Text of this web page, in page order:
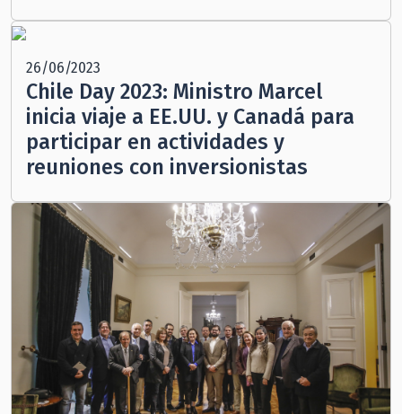
26/06/2023
Chile Day 2023: Ministro Marcel
inicia viaje a EE.UU. y Canadá para
participar en actividades y
reuniones con inversionistas